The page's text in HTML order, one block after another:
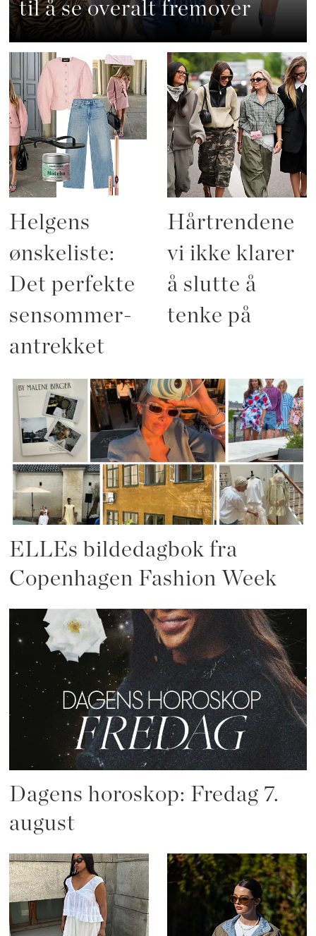
til å se overalt fremover
Helgens
ønskeliste:
Det perfekte
sensommer-
antrekket
Hårtrendene
vi ikke klarer
å slutte å
tenke på
ELLEs bildedagbok fra
Copenhagen Fashion Week
Dagens horoskop: Fredag 7.
august